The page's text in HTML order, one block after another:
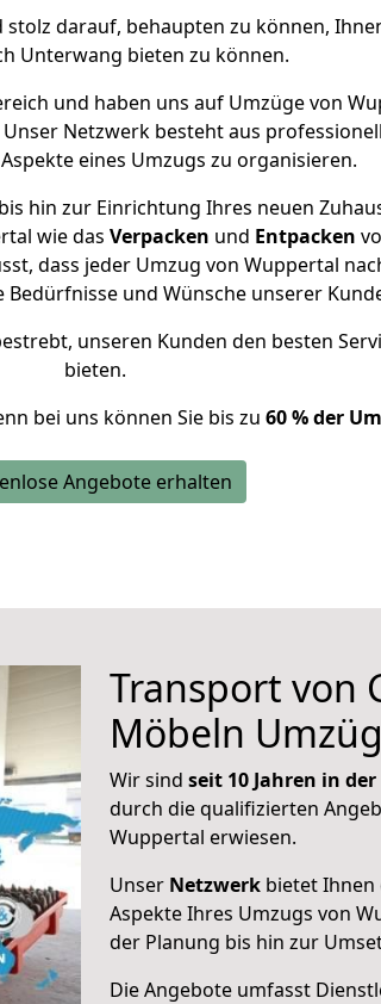
stolz darauf, behaupten zu können,
Unterwang bieten zu können.
und haben uns auf Umzüge von
Unser Netzwerk besteht aus
eines Umzugs zu organisieren.
hin zur Einrichtung Ihres neuen
wie das Verpacken und Entpacken
dass jeder Umzug von Wuppertal
und Wünsche unserer
unseren Kunden den besten
bieten.
bei uns können Sie bis zu 60 % der
Angebote erhalten
Transport von
Möbeln
Wir sind seit 10 Jahren in
durch die qualifizierten
Wuppertal erwiesen.
Unser Netzwerk bietet Ihnen
Aspekte Ihres Umzugs von
der Planung bis hin zur
Die Angebote umfasst